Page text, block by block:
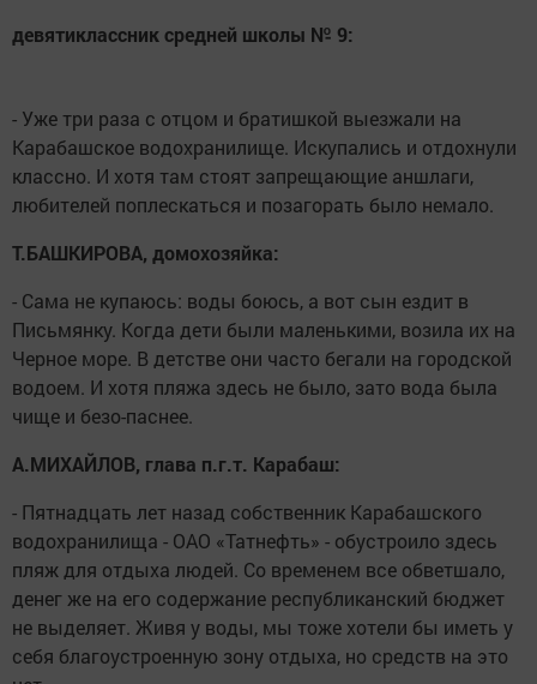
девятиклассник средней школы № 9:
- Уже три раза с отцом и братишкой выезжали на
Карабашское водохранилище. Искупались и отдохнули
классно. И хотя там стоят запрещающие аншлаги,
любителей поплескаться и позагорать было немало.
Т.БАШКИРОВА, домохозяйка:
- Сама не купаюсь: воды боюсь, а вот сын ездит в
Письмянку. Когда дети были маленькими, возила их на
Черное море. В детстве они часто бегали на городской
водоем. И хотя пляжа здесь не было, зато вода была
чище и безо-паснее.
А.МИХАЙЛОВ, глава п.г.т. Карабаш:
- Пятнадцать лет назад собственник Карабашского
водохранилища - ОАО «Татнефть» - обустроило здесь
пляж для отдыха людей. Со временем все обветшало,
денег же на его содержание республиканский бюджет
не выделяет. Живя у воды, мы тоже хотели бы иметь у
себя благоустроенную зону отдыха, но средств на это